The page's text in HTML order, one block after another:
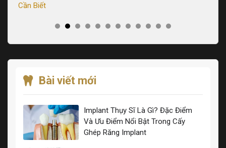
Cần Biết
Bài viết mới
Implant Thụy Sĩ Là Gì? Đặc Điểm
Và Ưu Điểm Nổi Bật Trong Cấy
Ghép Răng Implant